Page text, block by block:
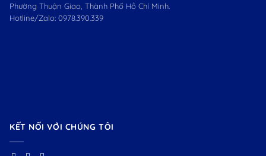
Phường Thuận Giao, Thành Phố Hồ Chí Minh.
Hotline/Zalo: 0978.390.339
KẾT NỐI VỚI CHÚNG TÔI